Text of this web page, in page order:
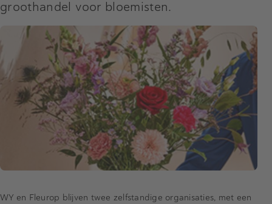
groothandel voor bloemisten.
WY en Fleurop blijven twee zelfstandige organisaties, met een